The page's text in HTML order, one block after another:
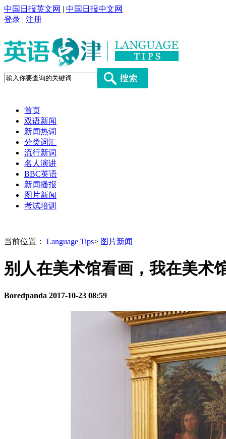
中国日报英文网 | 中国日报中文网
登录 | 注册
首页
双语新闻
新闻热词
分类词汇
流行新词
名人演讲
BBC英语
新闻播报
图片新闻
考试培训
当前位置： Language Tips> 图片新闻
别人在美术馆看画，我在美术
Boredpanda 2017-10-23 08:59